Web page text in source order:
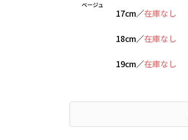
ベージュ
17cm／在庫なし
18cm／在庫なし
19cm／在庫なし